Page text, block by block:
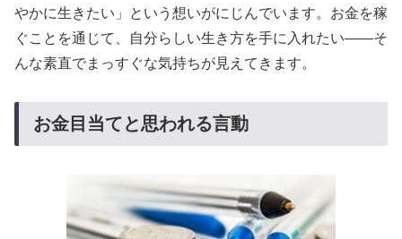
やかに生きたい」という想いがにじんでいます。お金を稼
ぐことを通じて、自分らしい生き方を手に入れたい——そ
んな素直でまっすぐな気持ちが見えてきます。
お金目当てと思われる言動